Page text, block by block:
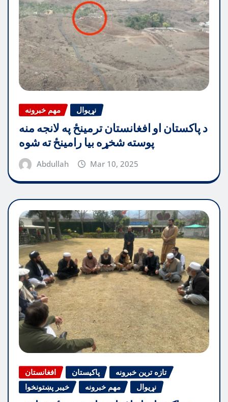
مهم خبرونه نړیوال
د پاکستان او افغانستان ترمینځ په لانجه منه
پوسته شخړه بیا رامینځ ته شوه
Abdullah Mar 10, 2025
افغانستان پاکیستان
تازه ترین خبرونه
خیبر پښتونخوا
مهم خبرونه نړیوال